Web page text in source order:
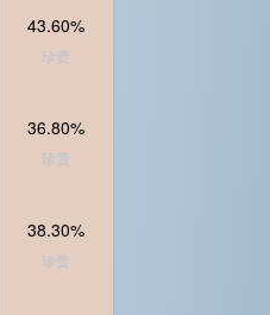
43.60%
珍贵
36.80%
珍贵
38.30%
珍贵